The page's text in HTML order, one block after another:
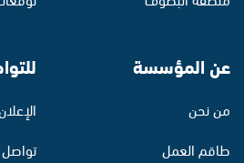
عن المؤسسة
من نحن
طاقم العمل